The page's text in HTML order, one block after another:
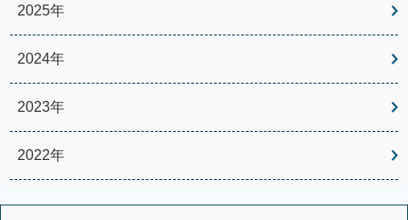
2025年
2024年
2023年
2022年